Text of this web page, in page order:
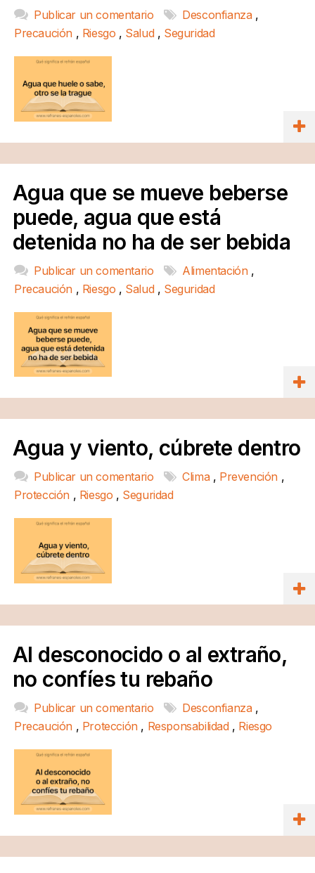
Publicar un comentario Desconfianza ,
Precaución , Riesgo , Salud , Seguridad
Agua que se mueve beberse
puede, agua que está
detenida no ha de ser bebida
Publicar un comentario Alimentación ,
Precaución , Riesgo , Salud , Seguridad
Agua y viento, cúbrete dentro
Publicar un comentario Clima , Prevención ,
Protección , Riesgo , Seguridad
Al desconocido o al extraño,
no confíes tu rebaño
Publicar un comentario Desconfianza ,
Precaución , Protección , Responsabilidad , Riesgo